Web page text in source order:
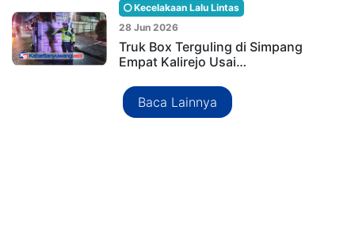
Kecelakaan Lalu Lintas
28 Jun 2026
Truk Box Terguling di Simpang
Empat Kalirejo Usai…
Baca Lainnya